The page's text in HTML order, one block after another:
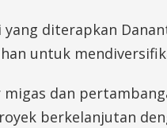
diterapkan
untuk
dan
berkelanjutan